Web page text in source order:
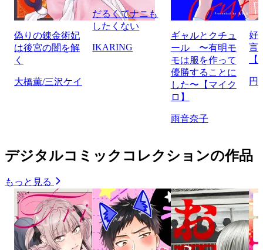
偽りの錬金術妃
は後宮の闇を解
く
大橋薫/三沢ケイ
だるくてナニも
したくない
IKARING
ギャルとクチュ
ール 〜有明モ
モは服を作って
優勝することに
した〜【マイク
ロ】
雨音奈子
好
言
円
デジタルコミックコレクションの作品
もっと見る